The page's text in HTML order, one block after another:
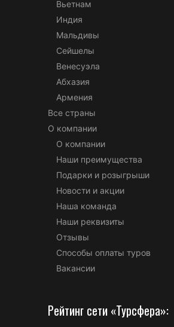
Вьетнам
Индия
Мальдивы
Сейшелы
Венесуэла
Абхазия
Армения
Все страны
О компании
О компании
Наши преимущества
Подарки и розыгрыши
Новости и акции
Наша команда
Наши реквизиты
Отзывы
Способы оплаты туров
Вакансии
Рейтинг сети «Турсфера»: